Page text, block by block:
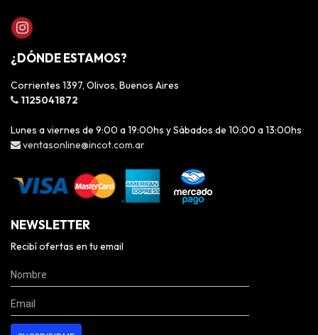
¿DÓNDE ESTAMOS?
Corrientes 1397, Olivos, Buenos Aires
1125041872
Lunes a viernes de 9:00 a 19:00hs y Sábados de 10:00 a 13:00hs
ventasonline@incot.com.ar
NEWSLETTER
Recibí ofertas en tu email